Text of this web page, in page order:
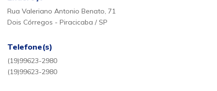
Rua Valeriano Antonio Benato, 71
Dois Córregos - Piracicaba / SP
Telefone(s)
(19)99623-2980
(19)99623-2980